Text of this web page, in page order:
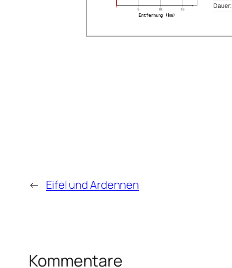
5 10 15
Entfernung (km)
Dauer:
← Eifel und Ardennen
Kommentare